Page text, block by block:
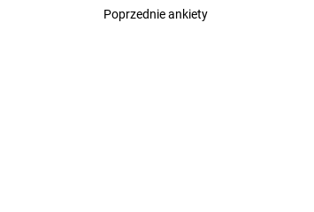
Poprzednie ankiety